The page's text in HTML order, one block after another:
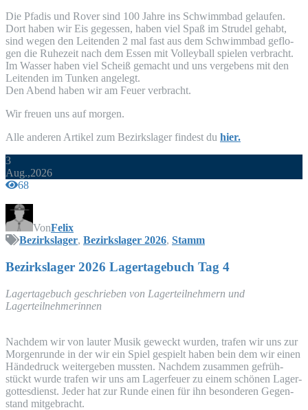
Die Pfadis und Rover sind 100 Jah­re ins Schwimm­bad gelau­fen.
Dort haben wir Eis geges­sen, haben viel Spaß im Stru­del gehabt,
sind wegen den Lei­ten­den 2 mal fast aus dem Schwimm­bad geflo­
gen die Ruhe­zeit nach dem Essen mit Vol­ley­ball spie­len ver­bracht.
Im Was­ser haben viel Scheiß gemacht und uns ver­ge­bens mit den
Lei­ten­den im Tun­ken angelegt.
Den Abend haben wir am Feu­er verbracht.
Wir freu­en uns auf morgen.
Alle ande­ren Arti­kel zum Bezirks­la­ger fin­dest du hier.
3
Aug.,2026
68
VonFelix
Bezirkslager, Bezirkslager 2026, Stamm
Bezirks­la­ger 2026 Lager­ta­ge­buch Tag 4
Lager­ta­ge­buch geschrie­ben von Lager­teil­neh­mern und
Lagerteilnehmerinnen
Nach­dem wir von lau­ter Musik geweckt wur­den, tra­fen wir uns zur
Mor­gen­run­de in der wir ein Spiel gespielt haben bein dem wir einen
Hän­de­druck wei­ter­ge­ben muss­ten. Nach­dem zusam­men gefrüh­
stückt wur­de tra­fen wir uns am Lager­feu­er zu einem schö­nen Lager­
got­tes­dienst. Jeder hat zur Run­de einen für ihn beson­de­ren Gegen­
stand mitgebracht.